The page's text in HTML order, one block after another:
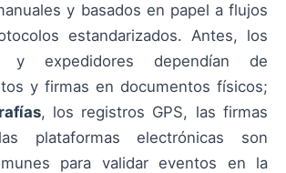
y basados en papel a flujos
estandarizados. Antes, los
y expedidores dependían de
y firmas en documentos físicos;
, los registros GPS, las firmas
plataformas electrónicas son
para validar eventos en la